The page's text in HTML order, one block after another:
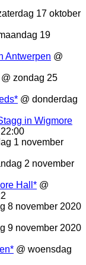
17 oktober
19
Antwerpen @
@ zondag 25
@ donderdag
in Wigmore
1 november
2 november
Hall* @
8 november 2020
9 november 2020
@ woensdag